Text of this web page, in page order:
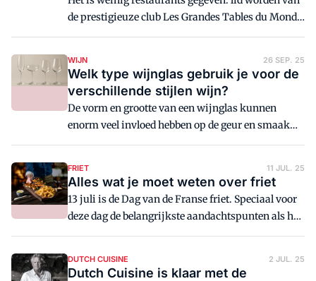
de prestigieuze club Les Grandes Tables du Monde.
In Nederland maken er slechts vier
gemeenschap. Hoe word je lid? En wat kost het?
WIJN 26 SEP. 25
Welk type wijnglas gebruik je voor de
verschillende stijlen wijn?
De vorm en grootte van een wijnglas kunnen
enorm veel invloed hebben op de geur en smaak
van een wijn. Barbara Verbeek, wijnjournalist, legt
FRIET 11 JUL. 25
Alles wat je moet weten over friet
13 juli is de Dag van de Franse friet. Speciaal voor
deze dag de belangrijkste aandachtspunten als het
gaat om friet.
DUTCH CUISINE 2 JUL. 25
Dutch Cuisine is klaar met de